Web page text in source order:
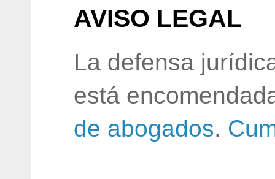
AVISO LEGAL
La defensa
está
de abogados.